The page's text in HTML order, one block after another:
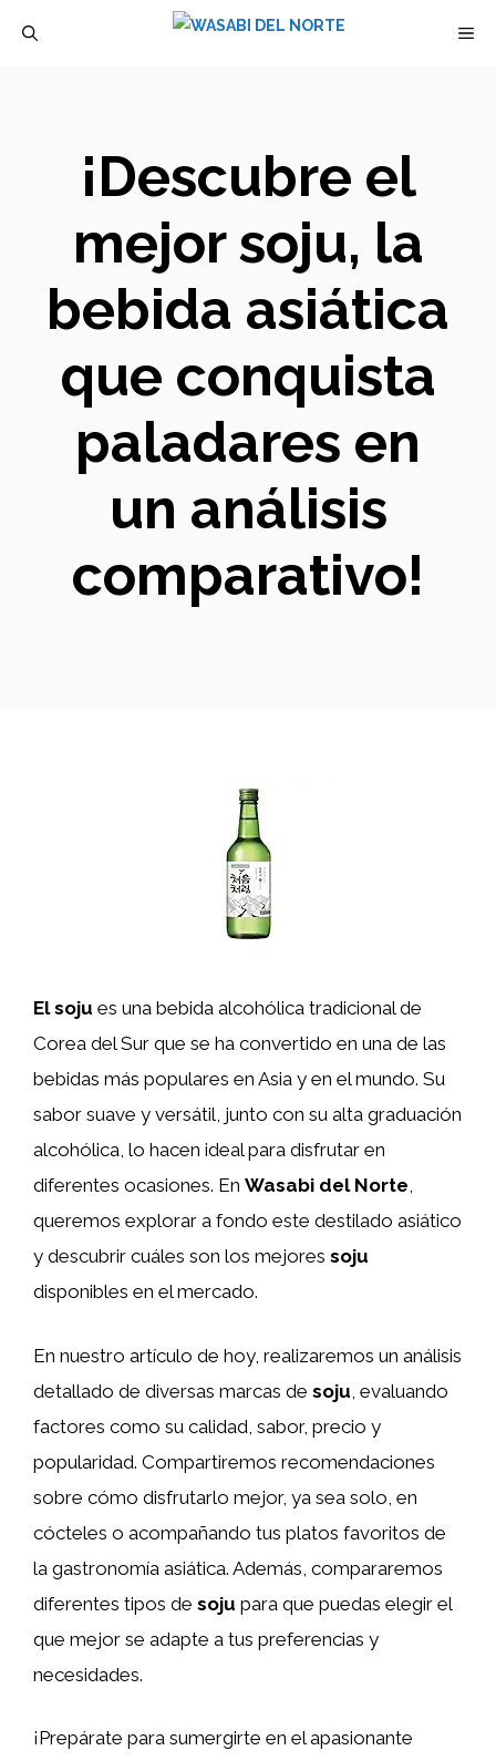
¡Descubre el
mejor soju, la
bebida asiática
que conquista
paladares en
un análisis
comparativo!
El soju es una bebida alcohólica tradicional de
Corea del Sur que se ha convertido en una de las
bebidas más populares en Asia y en el mundo. Su
sabor suave y versátil, junto con su alta graduación
alcohólica, lo hacen ideal para disfrutar en
diferentes ocasiones. En Wasabi del Norte,
queremos explorar a fondo este destilado asiático
y descubrir cuáles son los mejores soju
disponibles en el mercado.
En nuestro artículo de hoy, realizaremos un análisis
detallado de diversas marcas de soju , evaluando
factores como su calidad, sabor, precio y
popularidad. Compartiremos recomendaciones
sobre cómo disfrutarlo mejor, ya sea solo, en
cócteles o acompañando tus platos favoritos de
la gastronomía asiática. Además, compararemos
diferentes tipos de soju para que puedas elegir el
que mejor se adapte a tus preferencias y
necesidades.
¡Prepárate para sumergirte en el apasionante